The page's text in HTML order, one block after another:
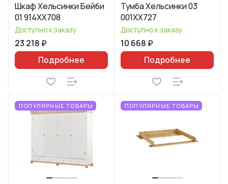
Шкаф Хельсинки Бейби
01 914XX708
Доступно к заказу
23 218 ₽
Подробнее
Тумба Хельсинки 03
001XX727
Доступно к заказу
10 668 ₽
Подробнее
ПОПУЛЯРНЫЕ ТОВАРЫ ПОПУЛЯРНЫЕ ТОВАРЫ